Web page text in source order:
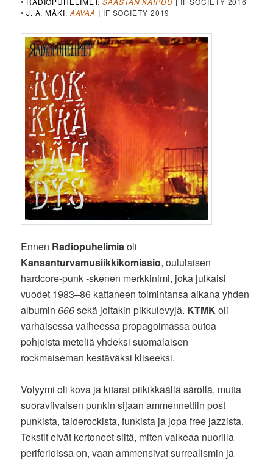
• J. A. MÄKI: AAVAA | IF SOCIETY 2019
Ennen Radiopuhelimiaoli
Kansanturvamusiikkikomissio, oululaisen
hardcore-punk -skenen merkkinimi, joka julkaisi
vuodet 1983–86 kattaneen toimintansa aikana yhden
albumin666sekä joitakin pikkulevyjä. KTMKoli
varhaisessa vaiheessa propagoimassa outoa
pohjoista meteliä yhdeksi suomalaisen
rockmaiseman kestäväksi kliseeksi.
Volyymi oli kova ja kitarat piikikkäällä säröllä, mutta
suoraviivaisen punkin sijaan ammennettiin post
punkista, taiderockista, funkista ja jopa free jazzista.
Tekstit eivät kertoneet siitä, miten vaikeaa nuorilla
periferioissa on, vaan ammensivat surrealismin ja